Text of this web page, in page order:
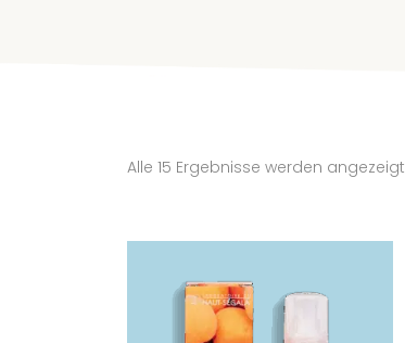
Alle 15 Ergebnisse werden angezeigt